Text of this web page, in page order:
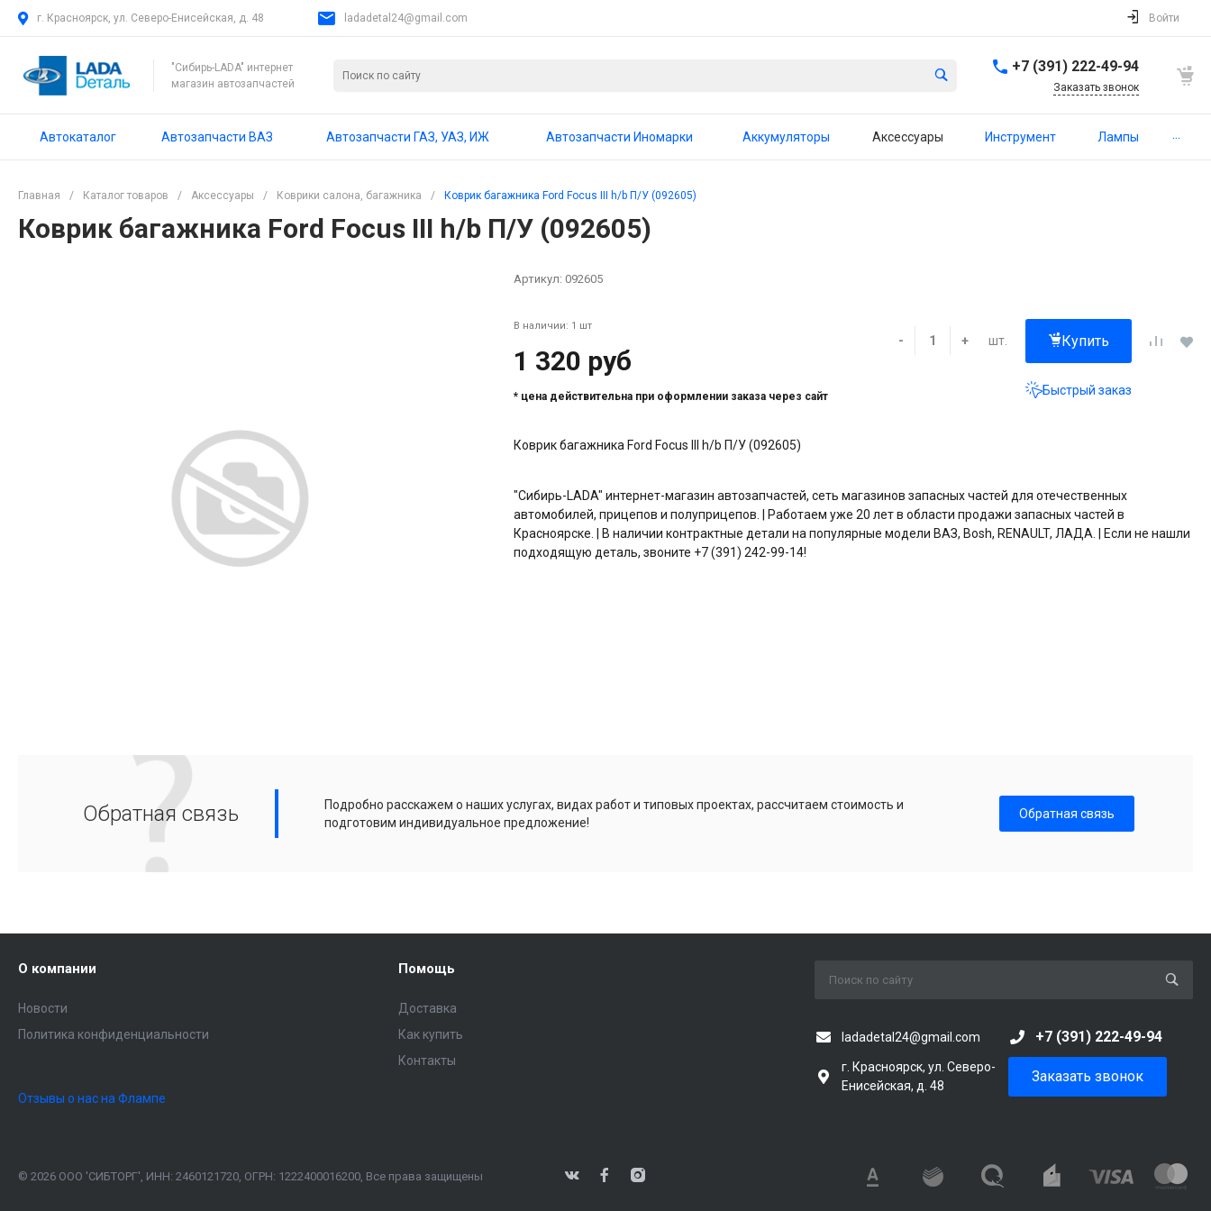
г. Красноярск, ул. Северо-Енисейская, д. 48 ladadetal24@gmail.com Войти
"Сибирь-LADA" интернет
магазин автозапчастей
+7 (391) 222-49-94
Заказать звонок
Автокаталог Автозапчасти ВАЗ Автозапчасти ГАЗ, УАЗ, ИЖ Автозапчасти Иномарки Аккумуляторы Аксессуары Инструмент Лампы ...
Главная / Каталог товаров / Аксессуары / Коврики салона, багажника / Коврик багажника Ford Focus III h/b П/У (092605)
Коврик багажника Ford Focus III h/b П/У (092605)
Артикул: 092605
В наличии: 1 шт
1 320 руб
* цена действительна при оформлении заказа через сайт
- + шт. Купить
Быстрый заказ
Коврик багажника Ford Focus III h/b П/У (092605)
"Сибирь-LADA" интернет-магазин автозапчастей, сеть магазинов запасных частей для отечественных
автомобилей, прицепов и полуприцепов. | Работаем уже 20 лет в области продажи запасных частей в
Красноярске. | В наличии контрактные детали на популярные модели ВАЗ, Bosh, RENAULT, ЛАДА. | Если не нашли
подходящую деталь, звоните +7 (391) 242-99-14!
Обратная связь
Подробно расскажем о наших услугах, видах работ и типовых проектах, рассчитаем стоимость и
подготовим индивидуальное предложение!
Обратная связь
О компании
Новости
Политика конфиденциальности
Помощь
Доставка
Как купить
Контакты
Отзывы о нас на Флампе
ladadetal24@gmail.com +7 (391) 222-49-94
г. Красноярск, ул. Северо-
Енисейская, д. 48
Заказать звонок
© 2026 ООО 'СИБТОРГ', ИНН: 2460121720, ОГРН: 1222400016200, Все права защищены